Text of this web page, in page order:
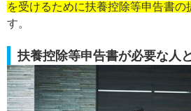
を受けるために扶養控除等申告書の
す。
扶養控除等申告書が必要な人